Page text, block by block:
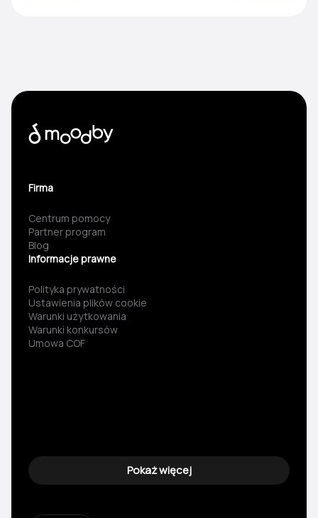
Firma
Centrum pomocy
Partner program
Blog
Informacje prawne
Polityka prywatności
Ustawienia plików cookie
Warunki użytkowania
Warunki konkursów
Umowa COF
Pokaż więcej